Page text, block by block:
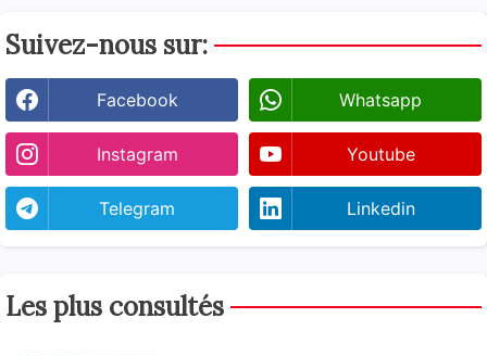
Suivez-nous sur:
Facebook Whatsapp
Instagram Youtube
Telegram Linkedin
Les plus consultés